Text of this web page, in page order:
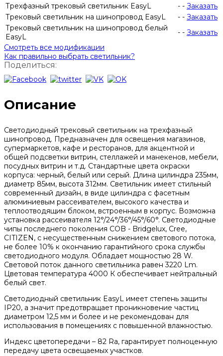
Трехфазный трековый светильник EasyL
- - Заказать
Трековый светильник на шинопровод EasyL
- - Заказать
Трековый светильник на шинопровод белый
EasyL
- - Заказать
Смотреть все модификации
Как правильно выбрать светильник?
Поделиться:
Описание
Светодиодный трековый светильник на трехфазный
шинопровод. Предназначен для освещения магазинов,
супермаркетов, кафе и ресторанов, для акцентной и
общей подсветки витрин, стеллажей и манекенов, мебели,
посудных витрин и т.д. Стандартные цвета окраски
корпуса: черный, белый или серый. Длина цилиндра 235мм,
диаметр 85мм, высота 312мм. Светильник имеет стильный
современный дизайн, в виде цилиндра с фасетным
алюминиевым рассеивателем, высокого качества и
теплоотводящим блоком, встроенным в корпус. Возможна
установка рассеивателя 12°/24°/36°/45°/60°. Светодиодные
чипы последнего поколения COB - Bridgelux, Cree,
CITIZEN, с несущественным снижением светового потока,
не более 10% к окончанию гарантийного срока службы
светодиодного модуля. Обладает мощностью 28 W.
Световой поток данного светильника равен 3220 Lm.
Цветовая температура 4000 К обеспечивает нейтральный
белый свет.
Светодиодный светильник EasyL имеет степень защиты
IP20, а значит предотвращает проникновение частиц
диаметром 12,5 мм и более и не рекомендован для
использования в помещениях с повышенной влажностью.
Индекс цветопередачи – 82 Ra, гарантирует полноценную
передачу цвета освещаемых участков.